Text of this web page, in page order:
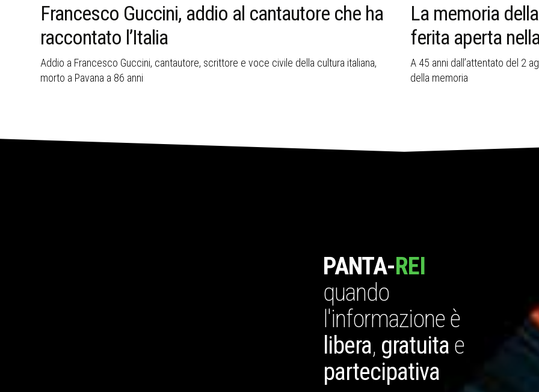
Francesco Guccini, addio al cantautore che ha
raccontato l’Italia
Addio a Francesco Guccini, cantautore, scrittore e voce civile della cultura italiana,
morto a Pavana a 86 anni
La memoria
ferita aperta
A 45 anni dall’attentato del 2
della memoria
PANTA-REI
quando
l'informazione è
libera, gratuita e
partecipativa